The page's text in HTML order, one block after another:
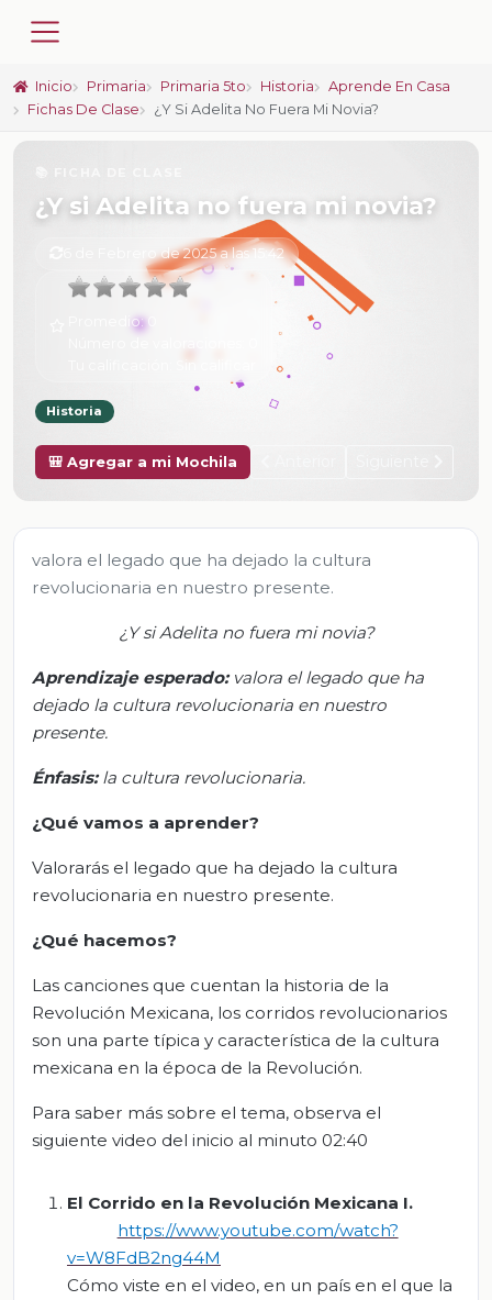
Inicio Primaria Primaria 5to Historia
Aprende En Casa
Fichas De Clase
¿Y Si Adelita No Fuera Mi Novia?
¿Y si Adelita no fuera mi novia?
6 de Febrero de 2025 a las 15:42
Promedio:0
Sin calificar
Historia
🎒 Agregar a mi Mochila
valora el legado que ha dejado la cultura
revolucionaria en nuestro presente.
¿Y si Adelita no fuera mi novia?
Aprendizaje esperado: valora el legado que ha
dejado la cultura revolucionaria en nuestro
presente.
Énfasis: la cultura revolucionaria.
¿Qué vamos a aprender?
Valorarás el legado que ha dejado la cultura
revolucionaria en nuestro presente.
¿Qué hacemos?
Las canciones que cuentan la historia de la
Revolución Mexicana, los corridos revolucionarios
son una parte típica y característica de la cultura
mexicana en la época de la Revolución.
Para saber más sobre el tema, observa el
siguiente video del inicio al minuto 02:40
El Corrido en la Revolución Mexicana I.
https://www.youtube.com/watch?
v=W8FdB2ng44M
Cómo viste en el video, en un país en el que la